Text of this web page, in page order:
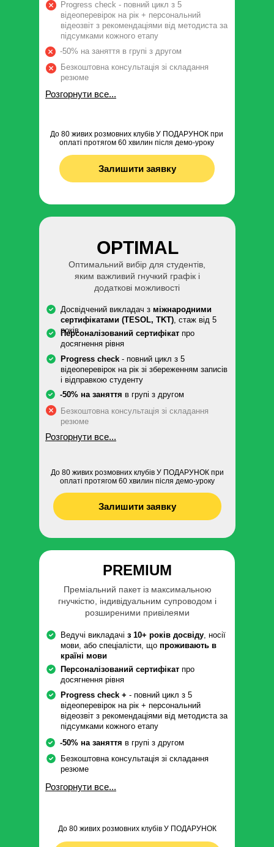
OPTIMAL
PREMIUM
Досвідчений викладач з міжнародними
сертифікатами (TESOL, TKT) , стаж від 5
років
Персоналізований сертифікат про
досягнення рівня
Оптимальний вибір для студентів,
яким важливий гнучкий графік і
додаткові можливості
Персоналізований сертифікат про
досягнення рівня
Ведучі викладачі з 10+ років досвіду , носії
мови, або спеціалісти, що проживають в
країні мови
Преміальний пакет із максимальною
гнучкістю, індивідуальним супроводом і
розширеними привілеями
Безкоштовна консультація зі складання
резюме
Безкоштовна консультація зі складання
резюме
-50% на заняття в групі з другом
Безкоштовна консультація зі складання
резюме
Progress check - повний цикл з 5
відеоперевірок на рік + персональний
відеозвіт з рекомендаціями від методиста за
підсумками кожного етапу
-50% на заняття в групі з другом
Progress check + - повний цикл з 5
відеоперевірок на рік + персональний
відеозвіт з рекомендаціями від методиста за
підсумками кожного етапу
Progress check - повний цикл з 5
відеоперевірок на рік зі збереженням записів
і відправкою студенту
-50% на заняття в групі з другом
До 80 живих розмовних клубів У ПОДАРУНОК при
оплаті протягом 60 хвилин після демо-уроку
Залишити заявку
До 80 живих розмовних клубів У ПОДАРУНОК при
оплаті протягом 60 хвилин після демо-уроку
Залишити заявку
До 80 живих розмовних клубів У ПОДАРУНОК
Розгорнути все...
Розгорнути все...
Розгорнути все...